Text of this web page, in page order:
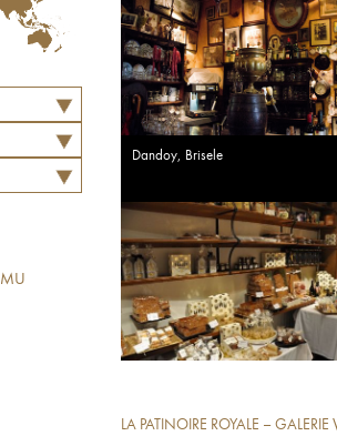
Dandoy, Brisele
LA PATINOIRE ROYALE – GALERIE